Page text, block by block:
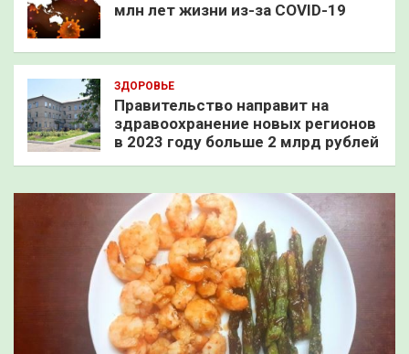
млн лет жизни из-за COVID-19
ЗДОРОВЬЕ
Правительство направит на
здравоохранение новых регионов
в 2023 году больше 2 млрд рублей